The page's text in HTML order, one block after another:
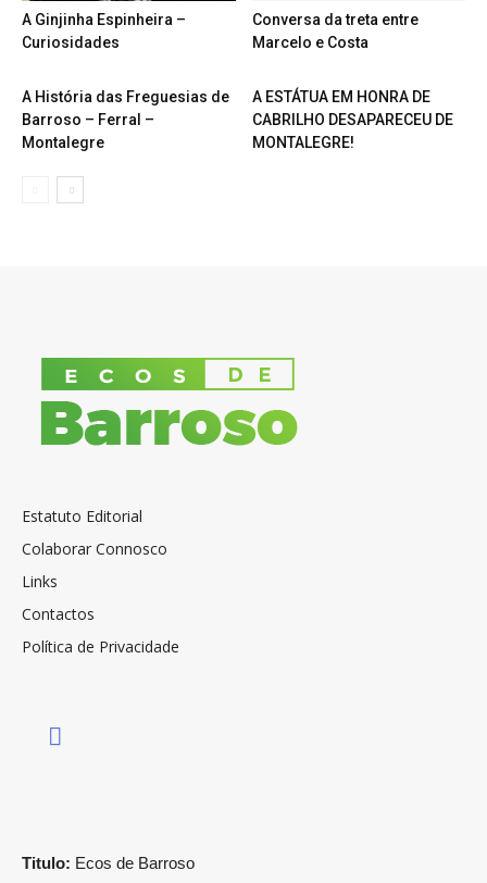
A Ginjinha Espinheira –
Curiosidades
Conversa da treta entre
Marcelo e Costa
A História das Freguesias de
Barroso – Ferral –
Montalegre
A ESTÁTUA EM HONRA DE
CABRILHO DESAPARECEU DE
MONTALEGRE!
Estatuto Editorial
Colaborar Connosco
Links
Contactos
Política de Privacidade
Titulo: Ecos de Barroso